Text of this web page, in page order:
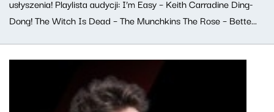
usłyszenia! Playlista audycji: I’m Easy – Keith Carradine Ding-
Dong! The Witch Is Dead – The Munchkins The Rose – Bette...